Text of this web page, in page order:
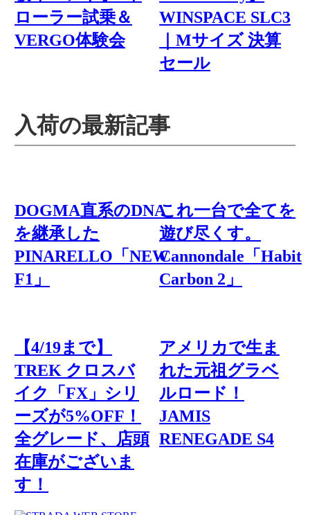
ローラー試乗＆
VERGO体験会
WINSPACE SLC3
｜Mサイズ 決算
セール
入荷の最新記事
DOGMA直系のDNA
を継承した
PINARELLO「NEW
F1」
これ一台で全てを
遊び尽くす。
Cannondale「Habit
Carbon 2」
【4/19まで】
TREK クロスバ
イク「FX」シリ
ーズが5%OFF！
全グレード、店頭
在庫がございま
す！
アメリカで生ま
れた元祖グラベ
ルロード！
JAMIS
RENEGADE S4